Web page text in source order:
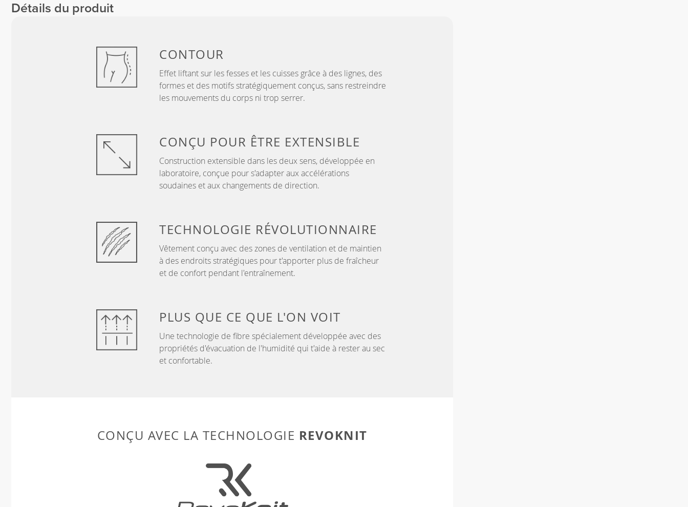
Détails du produit
CONTOUR
Effet liftant sur les fesses et les cuisses grâce à des lignes, des
formes et des motifs stratégiquement conçus, sans restreindre
les mouvements du corps ni trop serrer.
CONÇU POUR ÊTRE EXTENSIBLE
Construction extensible dans les deux sens, développée en
laboratoire, conçue pour s'adapter aux accélérations
soudaines et aux changements de direction.
TECHNOLOGIE RÉVOLUTIONNAIRE
Vêtement conçu avec des zones de ventilation et de maintien
à des endroits stratégiques pour t'apporter plus de fraîcheur
et de confort pendant l'entraînement.
PLUS QUE CE QUE L'ON VOIT
Une technologie de fibre spécialement développée avec des
propriétés d'évacuation de l'humidité qui t'aide à rester au sec
et confortable.
CONÇU AVEC LA TECHNOLOGIE REVOKNIT